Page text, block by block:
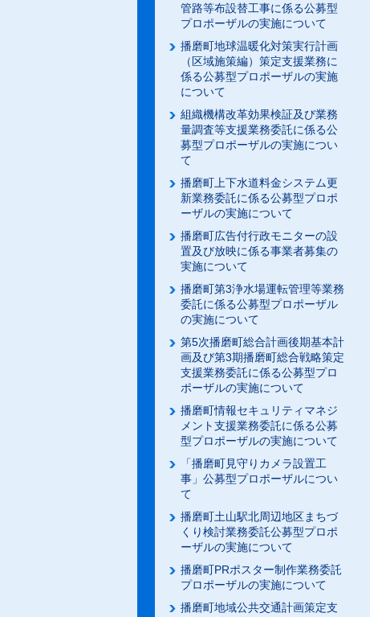
管路等布設替工事に係る公募型
プロポーザルの実施について
播磨町地球温暖化対策実行計画
（区域施策編）策定支援業務に
係る公募型プロポーザルの実施
について
組織機構改革効果検証及び業務
量調査等支援業務委託に係る公
募型プロポーザルの実施につい
て
播磨町上下水道料金システム更
新業務委託に係る公募型プロポ
ーザルの実施について
播磨町広告付行政モニターの設
置及び放映に係る事業者募集の
実施について
播磨町第3浄水場運転管理等業務
委託に係る公募型プロポーザル
の実施について
第5次播磨町総合計画後期基本計
画及び第3期播磨町総合戦略策定
支援業務委託に係る公募型プロ
ポーザルの実施について
播磨町情報セキュリティマネジ
メント支援業務委託に係る公募
型プロポーザルの実施について
「播磨町見守りカメラ設置工
事」公募型プロポーザルについ
て
播磨町土山駅北周辺地区まちづ
くり検討業務委託公募型プロポ
ーザルの実施について
播磨町PRポスター制作業務委託
プロポーザルの実施について
播磨町地域公共交通計画策定支